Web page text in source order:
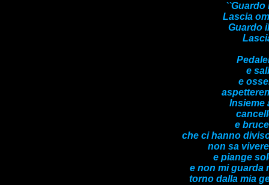
Lascia
Guardo
e
e
Insieme
e
che ci hanno
non sa
e piange
e non mi guarda
torno dalla mia